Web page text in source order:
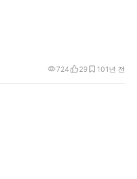
1년 전
724 29 10